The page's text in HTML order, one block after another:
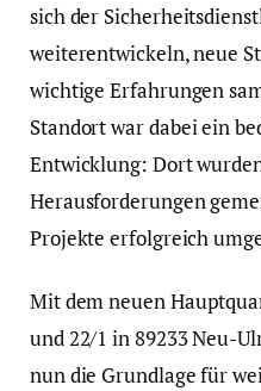
sich der
weiterentwickeln, neue
wichtige Erfahrungen
Standort war dabei ein
Entwicklung: Dort
Herausforderungen
Projekte erfolgreich
Mit dem neuen
und 22/1 in 89233 Neu-
nun die Grundlage für